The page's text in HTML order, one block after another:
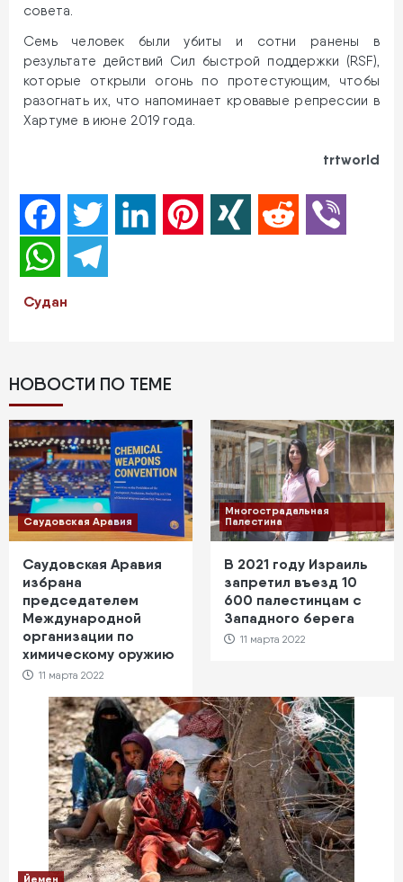
совета.
Семь человек были убиты и сотни ранены в
результате действий Сил быстрой поддержки (RSF),
которые открыли огонь по протестующим, чтобы
разогнать их, что напоминает кровавые репрессии в
Хартуме в июне 2019 года.
trtworld
FacebookTwitter LinkedIn Pinterest XING Reddit
WhatsApp
Судан
НОВОСТИ ПО ТЕМЕ
Саудовская Аравия
Саудовская Аравия
избрана
председателем
Международной
организации по
химическому оружию
11 марта 2022
Многострадальная
Палестина
В 2021 году Израиль
запретил въезд 10
600 палестинцам с
Западного берега
11 марта 2022
Йемен